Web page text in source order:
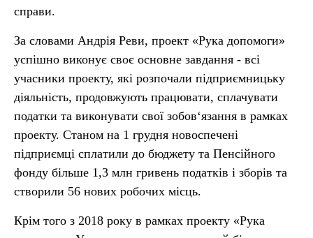
справи.
За словами Андрія Реви, проект «Рука допомоги»
успішно виконує своє основне завдання - всі
учасники проекту, які розпочали підприємницьку
діяльність, продовжують працювати, сплачувати
податки та виконувати свої зобов‘язання в рамках
проекту. Станом на 1 грудня новоспечені
підприємці сплатили до бюджету та Пенсійного
фонду більше 1,3 млн гривень податків і зборів та
створили 56 нових робочих місць.
Крім того з 2018 року в рамках проекту «Рука